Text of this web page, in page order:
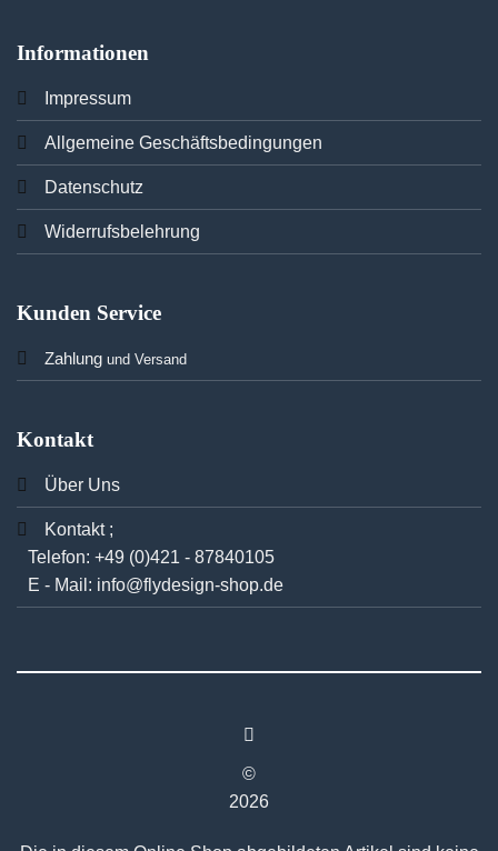
Informationen
Impressum
Allgemeine Geschäftsbedingungen
Datenschutz
Widerrufsbelehrung
Kunden Service
Zahlungund Versand
Kontakt
Über Uns
Kontakt ;
Telefon: +49 (0)421 - 87840105
E - Mail: info@flydesign-shop.de
©
2026